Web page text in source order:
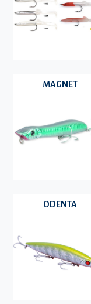
MAGNET
ODENTA